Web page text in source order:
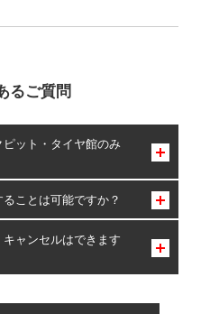
るご質問
ット・タイヤ館のみ
みとなります。
ことは可能ですか？
可能です。
合わせに限り、同時にご予約が
ャンセルはできます